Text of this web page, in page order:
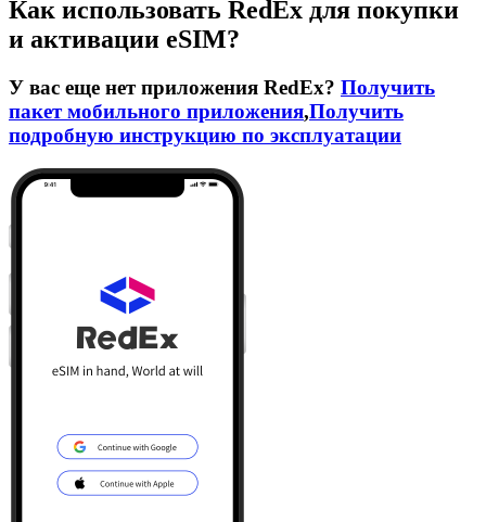
Как использовать RedEx для покупки
и активации eSIM?
У вас еще нет приложения RedEx? Получить
пакет мобильного приложения,Получить
подробную инструкцию по эксплуатации